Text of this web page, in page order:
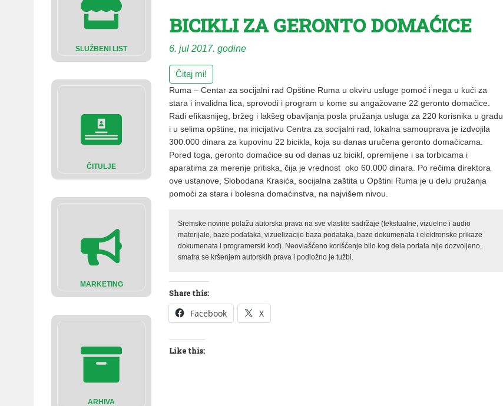
SLUŽBENI LIST
ČITULJE
MARKETING
ARHIVA
BICIKLI ZA GERONTO DOMAĆICE
6. jul 2017. godine
Čitaj mi!
Ruma – Centar za socijalni rad Opštine Ruma u okviru usluge pomoć i nega u kući za
stara i invalidna lica, sprovodi i program u kome su angažovane 22 geronto domaćice.
Radi efikasnijeg, bržeg i lakšeg obavljanja posla pružanja usluga za 220 korisnika u gradu
i u selima opštine, na inicijativu Centra za socijalni rad, lokalna samouprava je izdvojila
300.000 dinara za kupovinu 22 bicikla, koja su danas uručena geronto domaćicama.
Pored toga, geronto domaćice su od danas uz bicikl, opremljene i sa torbicama i
aparatima za merenje pritiska, čija je vrednost oko 60.000 dinara. Po rečima direktora
ove ustanove, Slobodana Krasića, socijalna zaštita u Opštini Ruma je u delu pružanja
pomoći za stara i bolesna domaćinstva, na najvišem nivou.
Sremske novine polažu autorska prava na sve vlastite sadržaje (tekstualne, vizuelne i audio
materijale, baze podataka, vizuelizacije baza podataka, baze dokumenata i elektronske prikaze
dokumenata i programerski kod). Neovlašćeno korišćenje bilo kog dela portala nije dozvoljeno,
smatra se kršenjem autorskih prava i podložno je tužbi.
Share this:
Facebook X
Like this: